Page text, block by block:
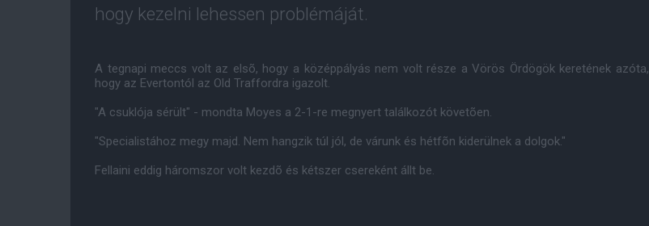
hogy kezelni lehessen problémáját.
A tegnapi meccs volt az elsõ, hogy a középpályás nem volt része a Vörös Ördögök keretének azóta,
hogy az Evertontól az Old Traffordra igazolt.
"A csuklója sérült" - mondta Moyes a 2-1-re megnyert találkozót követõen.
"Specialistához megy majd. Nem hangzik túl jól, de várunk és hétfõn kiderülnek a dolgok."
Fellaini eddig háromszor volt kezdõ és kétszer csereként állt be.